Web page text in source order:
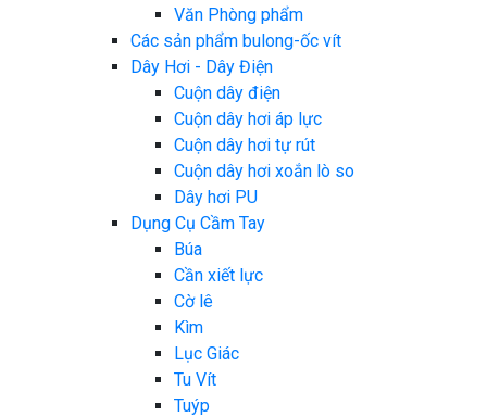
Văn Phòng phẩm
Các sản phẩm bulong-ốc vít
Dây Hơi - Dây Điện
Cuộn dây điện
Cuộn dây hơi áp lực
Cuộn dây hơi tự rút
Cuộn dây hơi xoắn lò so
Dây hơi PU
Dụng Cụ Cầm Tay
Búa
Cần xiết lực
Cờ lê
Kìm
Lục Giác
Tu Vít
Tuýp